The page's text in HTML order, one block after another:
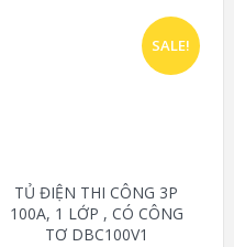
SALE!
TỦ ĐIỆN THI CÔNG 3P
100A, 1 LỚP , CÓ CÔNG
TƠ DBC100V1